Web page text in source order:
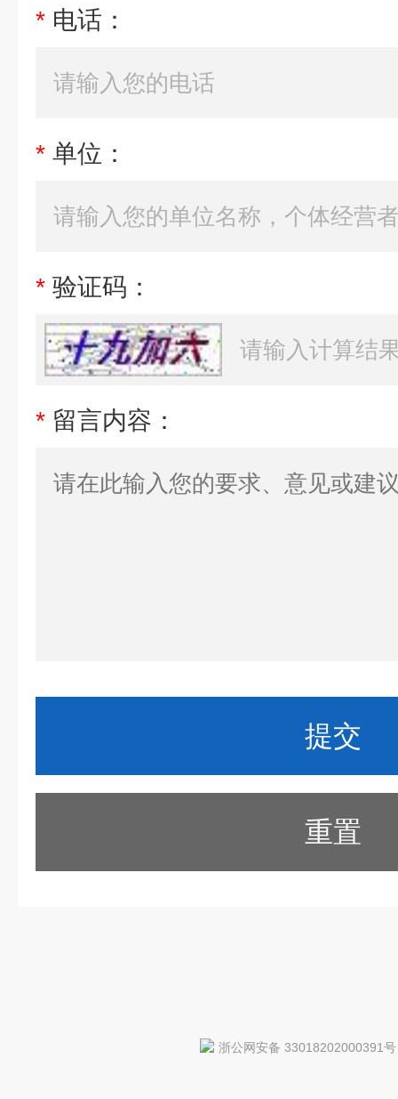
* 电话：
* 单位：
* 验证码：
* 留言内容：
重置
浙公网安备 33018202000391号